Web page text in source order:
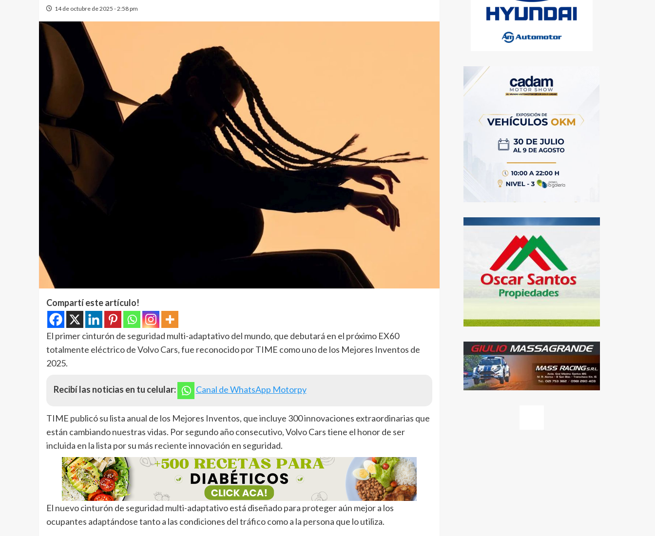
14 de octubre de 2025 - 2:58 pm
Compartí este artículo!
El primer cinturón de seguridad multi-adaptativo del mundo, que debutará en el próximo EX60
totalmente eléctrico de Volvo Cars, fue reconocido por TIME como uno de los Mejores Inventos de
2025.
Recibí las noticias en tu celular: Canal de WhatsApp Motorpy
TIME publicó su lista anual de los Mejores Inventos, que incluye 300 innovaciones extraordinarias que
están cambiando nuestras vidas. Por segundo año consecutivo, Volvo Cars tiene el honor de ser
incluida en la lista por su más reciente innovación en seguridad.
El nuevo cinturón de seguridad multi-adaptativo está diseñado para proteger aún mejor a los
ocupantes adaptándose tanto a las condiciones del tráfico como a la persona que lo utiliza.